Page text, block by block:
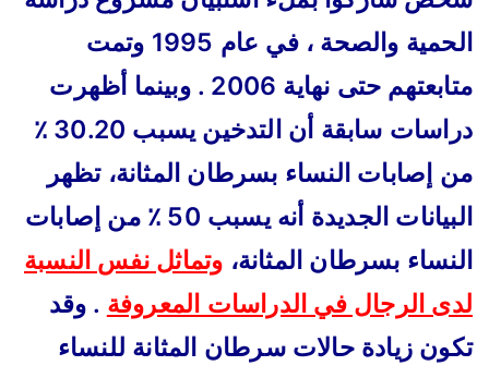
الحمية والصحة ، في عام 1995 وتمت
متابعتهم حتى نهاية 2006 . وبينما أظهرت
دراسات سابقة أن التدخين يسبب 30.20 ٪
من إصابات النساء بسرطان المثانة، تظهر
البيانات الجديدة أنه يسبب 50 ٪ من إصابات
النساء بسرطان المثانة، وتماثل نفس النسبة
لدى الرجال في الدراسات المعروفة . وقد
تكون زيادة حالات سرطان المثانة للنساء